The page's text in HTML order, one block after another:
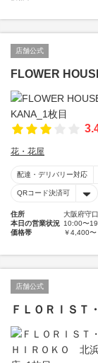
店舗公式
FLOWER
花・花屋
配達・デリバリー対応
QRコード決済可
住所
大阪府守
本日の営業状況 10:00〜
価格帯
￥4,400
店舗公式
ＦＬＯＲＩＳ